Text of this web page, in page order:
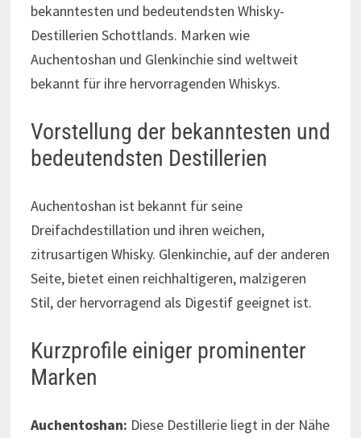
bekanntesten und bedeutendsten Whisky-
Destillerien Schottlands. Marken wie
Auchentoshan und Glenkinchie sind weltweit
bekannt für ihre hervorragenden Whiskys.
Vorstellung der bekanntesten und
bedeutendsten Destillerien
Auchentoshan ist bekannt für seine
Dreifachdestillation und ihren weichen,
zitrusartigen Whisky. Glenkinchie, auf der anderen
Seite, bietet einen reichhaltigeren, malzigeren
Stil, der hervorragend als Digestif geeignet ist.
Kurzprofile einiger prominenter
Marken
Auchentoshan: Diese Destillerie liegt in der Nähe